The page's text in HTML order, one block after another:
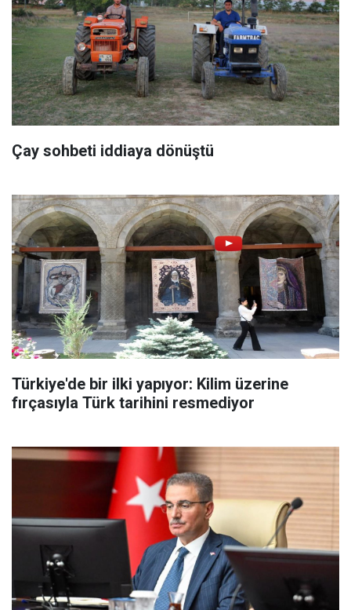
Çay sohbeti iddiaya dönüştü
Türkiye'de bir ilki yapıyor: Kilim üzerine
fırçasıyla Türk tarihini resmediyor